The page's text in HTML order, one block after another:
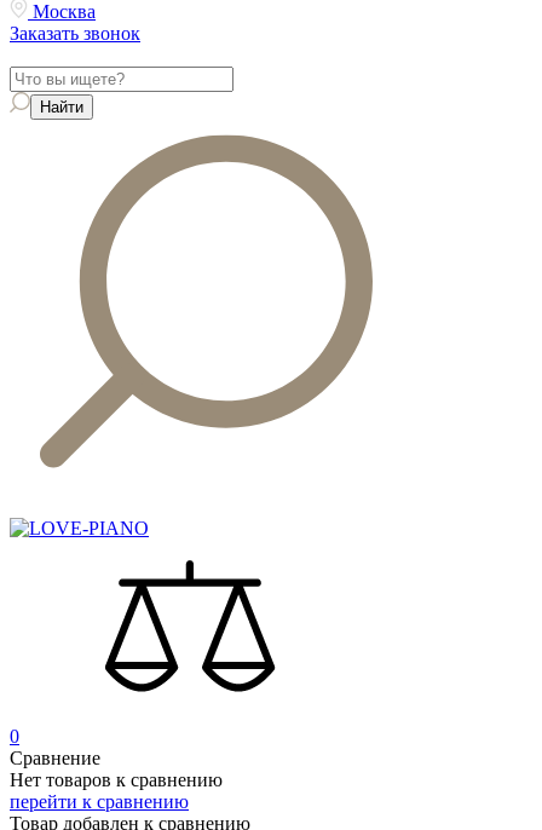
Москва
Заказать звонок
0
Сравнение
Нет товаров к сравнению
перейти к сравнению
Товар добавлен к сравнению